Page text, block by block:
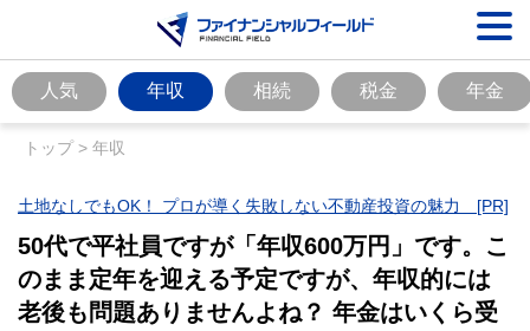
人気 年収 相続 税金 年金
トップ> 年収
土地なしでもOK！ プロが導く失敗しない不動産投資の魅力 [PR]
50代で平社員ですが「年収600万円」です。こ
のまま定年を迎える予定ですが、年収的には
老後も問題ありませんよね？ 年金はいくら受